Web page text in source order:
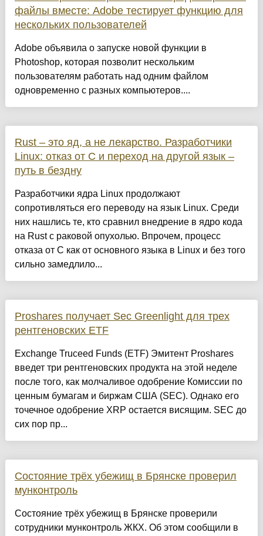
файлы вместе: Adobe тестирует функцию для
нескольких пользователей
Adobe объявила о запуске новой функции в
Photoshop, которая позволит нескольким
пользователям работать над одним файлом
одновременно с разных компьютеров....
Rust – это яд, а не лекарство. Разработчики
Linux: отказ от С и переход на другой язык –
путь в бездну
Разработчики ядра Linux продолжают
сопротивляться его переводу на язык Linux. Среди
них нашлись те, кто сравнил внедрение в ядро кода
на Rust с раковой опухолью. Впрочем, процесс
отказа от С как от основного языка в Linux и без того
сильно замедлило...
Proshares получает Sec Greenlight для трех
рентгеновских ETF
Exchange Truceed Funds (ETF) Эмитент Proshares
введет три рентгеновских продукта на этой неделе
после того, как молчаливое одобрение Комиссии по
ценным бумагам и биржам США (SEC). Однако его
точечное одобрение XRP остается висящим. SEC до
сих пор пр...
Состояние трёх убежищ в Брянске проверил
мунконтроль
Состояние трёх убежищ в Брянске проверили
сотрудники мунконтроль ЖКХ. Об этом сообщили в